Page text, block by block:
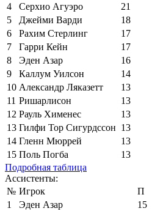
4
Серхио Агуэро
21
5
Джейми Варди
18
6
Рахим Стерлинг
17
7
Гарри Кейн
17
8
Эден Азар
16
9
Каллум Уилсон
14
10 Александр Ляказетт
13
11 Ришарлисон
13
12 Рауль Хименес
13
13 Гилфи Тор Сигурдссон 13
14 Гленн Мюррей
13
15 Поль Погба
13
Подробная таблица
Ассистенты:
№ Игрок
П
1
Эден Азар
15